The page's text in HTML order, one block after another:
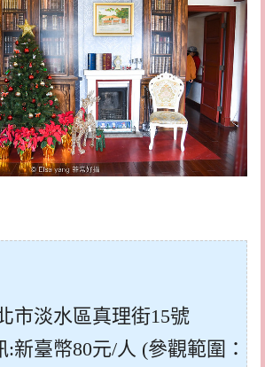
市淡水區真理街15號
:新臺幣80元/人 (參觀範圍：